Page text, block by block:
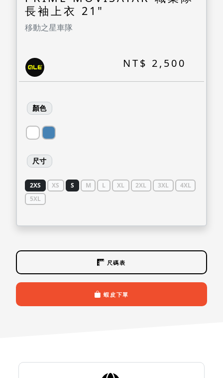
長袖上衣 21"
移動之星車隊
NT$ 2,500
顏色
尺寸
2XS XS S M L XL 2XL 3XL
4XL
5XL
尺碼表
蝦皮下單